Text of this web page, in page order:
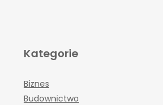
Kategorie
Biznes
Budownictwo